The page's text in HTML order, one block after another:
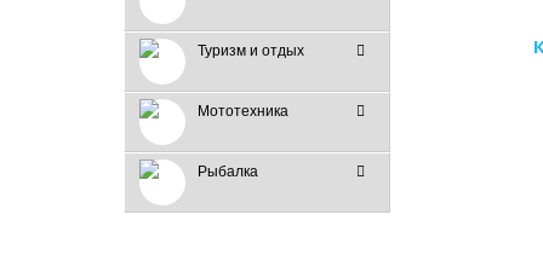
Туризм и отдых
Мототехника
Рыбалка